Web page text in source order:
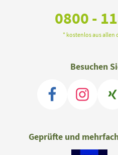
0800 -
* kostenlos aus allen
Besuchen
Geprüfte und